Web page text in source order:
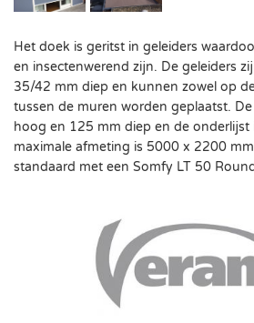
Het doek is geritst in geleiders
en insectenwerend zijn. De geleiders
35/42 mm diep en kunnen zowel op
tussen de muren worden geplaatst.
hoog en 125 mm diep en de
maximale afmeting is 5000 x 2200
standaard met een Somfy LT 50